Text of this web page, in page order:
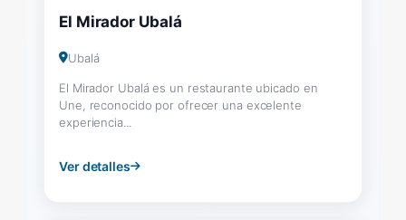
El Mirador Ubalá
Ubalá
El Mirador Ubalá es un restaurante ubicado en
Une, reconocido por ofrecer una excelente
experiencia...
Ver detalles